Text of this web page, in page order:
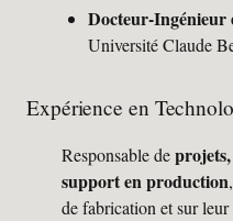
Docteur-Ingénieur
Université Claude
Expérience en
Responsable de
support en production
de fabrication et sur